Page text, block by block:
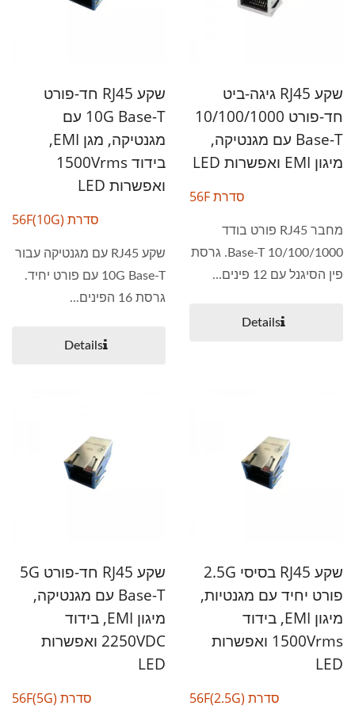
שקע RJ45 גיגה-ביט
חד-פורט 10/100/1000
Base-T עם מגנטיקה,
מיגון EMI ואפשרות LED
סדרת 56F
מחבר RJ45 פורט בודד
10/100/1000 Base-T. גרסת
פין הסיגנל עם 12 פינים...
Details
שקע RJ45 חד-פורט
10G Base-T עם
מגנטיקה, מגן EMI,
בידוד 1500Vrms
ואפשרות LED
סדרת 56F(10G)
שקע RJ45 עם מגנטיקה עבור
10G Base-T עם פורט יחיד.
גרסת 16 הפינים...
Details
שקע RJ45 בסיסי 2.5G
פורט יחיד עם מגנטיות,
מיגון EMI, בידוד
1500Vrms ואפשרות
LED
סדרת 56F(2.5G)
שקע RJ45 חד-פורט 5G
Base-T עם מגנטיקה,
מיגון EMI, בידוד
2250VDC ואפשרות
LED
סדרת 56F(5G)